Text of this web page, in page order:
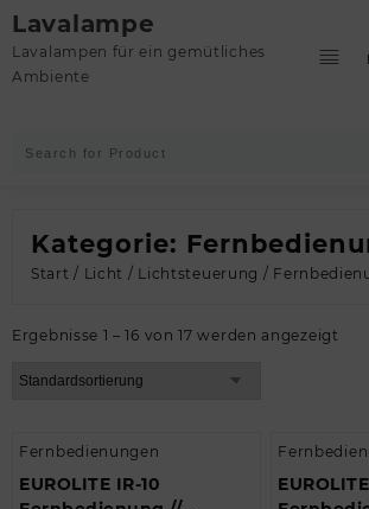
Skip
to
content
Lavalampe
Lavalampen für ein gemütliches
Ambiente
Kategorie:
Start / Licht / Lichtsteuerung /
Ergebnisse 1 – 16 von 17 werden angezeigt
Fernbedienungen
EUROLITE IR-10